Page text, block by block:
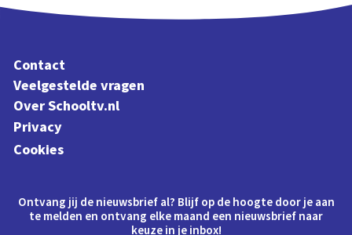
Contact
Veelgestelde vragen
Over Schooltv.nl
Privacy
Cookies
Ontvang jij de nieuwsbrief al? Blijf op de hoogte door je aan
te melden en ontvang elke maand een nieuwsbrief naar
keuze in je inbox!